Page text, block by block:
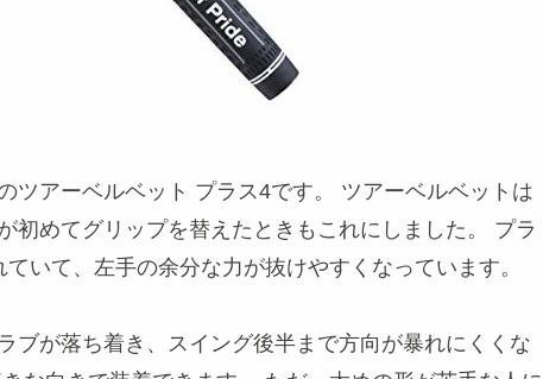
ツアーベルベット プラス4です。 ツアーベルベットは
初めてグリップを替えたときもこれにしました。 プラ
いて、左手の余分な力が抜けやすくなっています。
ブが落ち着き、スイング後半まで方向が暴れにくくな